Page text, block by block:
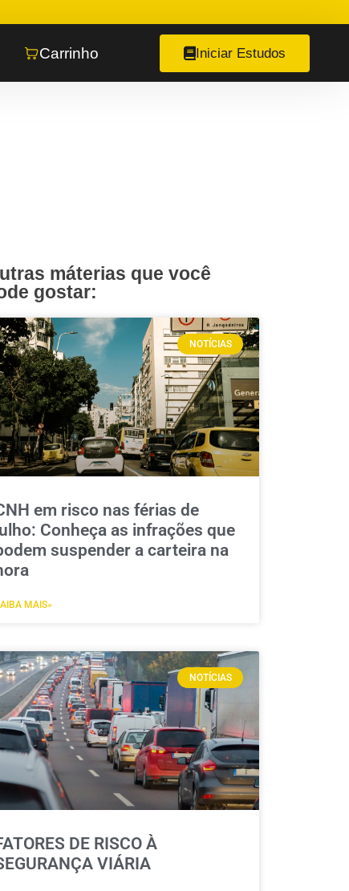
Carrinho Iniciar Estudos
máterias que você
gostar:
NOTÍCIAS
em risco nas férias de
Conheça as infrações que
suspender a carteira na
MAIS»
NOTÍCIAS
DE RISCO À
VIÁRIA